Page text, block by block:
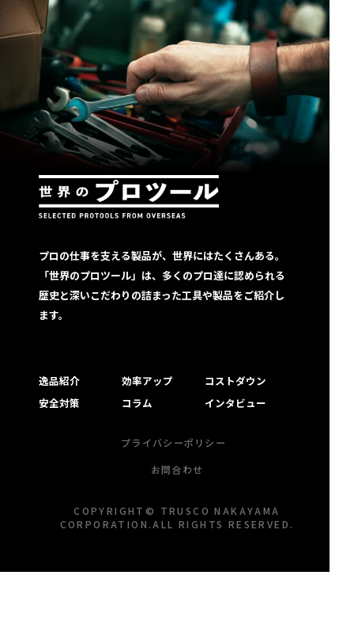
プロの仕事を支える製品が、世界にはたくさんある。
「世界のプロツール」は、多くのプロ達に認められる
歴史と深いこだわりの詰まった工具や製品をご紹介し
ます。
逸品紹介 効率アップ
コストダウン
安全対策
コラム インタビュー
プライバシーポリシー
お問合わせ
COPYRIGHT© TRUSCO NAKAYAMA
CORPORATION.ALL RIGHTS RESERVED.